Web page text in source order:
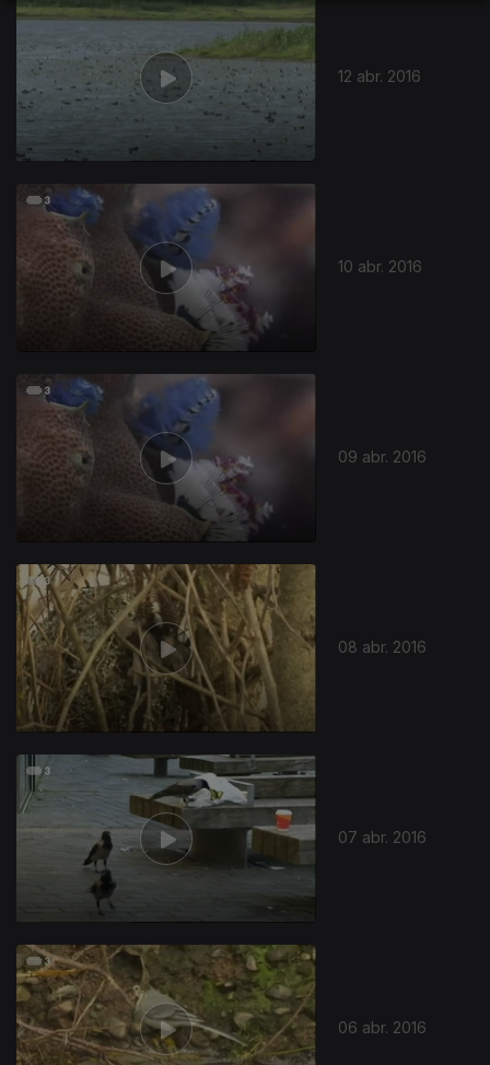
12 abr. 2016
10 abr. 2016
09 abr. 2016
08 abr. 2016
07 abr. 2016
06 abr. 2016